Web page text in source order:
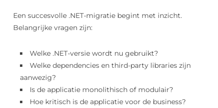
Een succesvolle .NET-migratie begint met inzicht.
Belangrijke vragen zijn:
Welke .NET-versie wordt nu gebruikt?
Welke dependencies en third-party libraries zijn
aanwezig?
Is de applicatie monolithisch of modulair?
Hoe kritisch is de applicatie voor de business?